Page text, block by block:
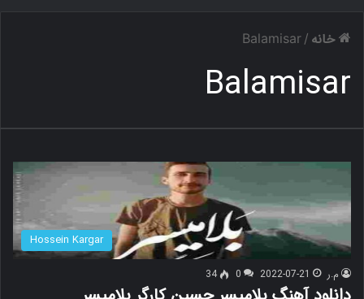
ی
خانه /
Balamisar
Balamisar
Hossein Kargar
م.ر 2022-07-21
0
34